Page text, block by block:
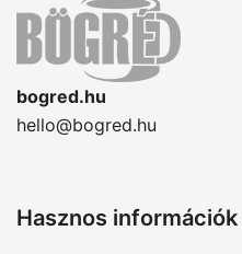
bogred.hu
hello@bogred.hu
Hasznos információk